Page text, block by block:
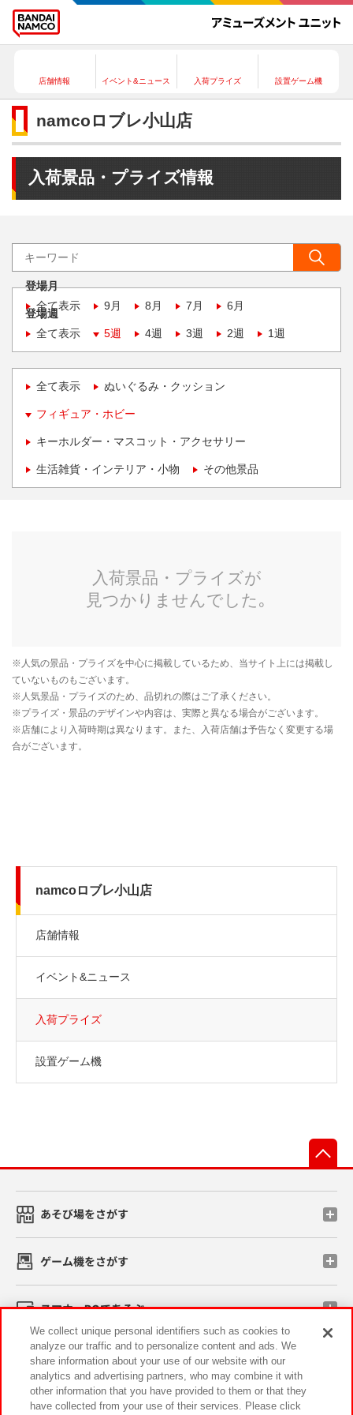
店舗情報 イベント&ニュース 入荷プライズ 設置ゲーム機
namcoロブレ小山店
入荷景品・プライズ情報
登場月
全て表示
9月 8月 7月 6月
登場週
全て表示
5週 4週 3週 2週 1週
全て表示 ぬいぐるみ・クッション
フィギュア・ホビー
キーホルダー・マスコット・アクセサリー
生活雑貨・インテリア・小物 その他景品
namcoロブレ小山店
店舗情報
イベント&ニュース
入荷プライズ
設置ゲーム機
あそび場をさがす
ゲーム機をさがす
スマホ・PCであそぶ
イベント・キャンペーン
We collect unique personal identifiers such as cookies to
analyze our traffic and to personalize content and ads. We
share information about your use of our website with our
analytics and advertising partners, who may combine it with
other information that you have provided to them or that they
have collected from your use of their services. Please click